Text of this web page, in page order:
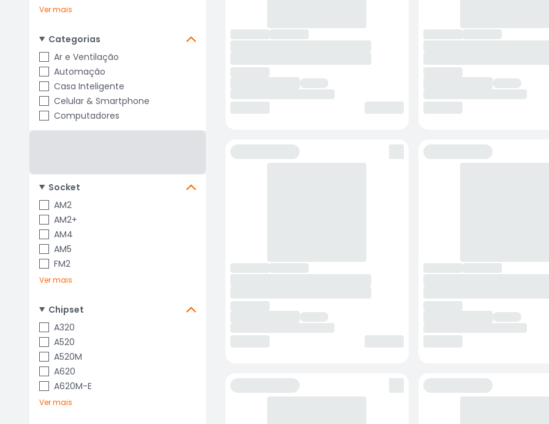
Ver mais
Categorias
Ar e Ventilação
Automação
Casa Inteligente
Celular & Smartphone
Computadores
Socket
AM2
AM2+
AM4
AM5
FM2
Ver mais
Chipset
A320
A520
A520M
A620
A620M-E
Ver mais